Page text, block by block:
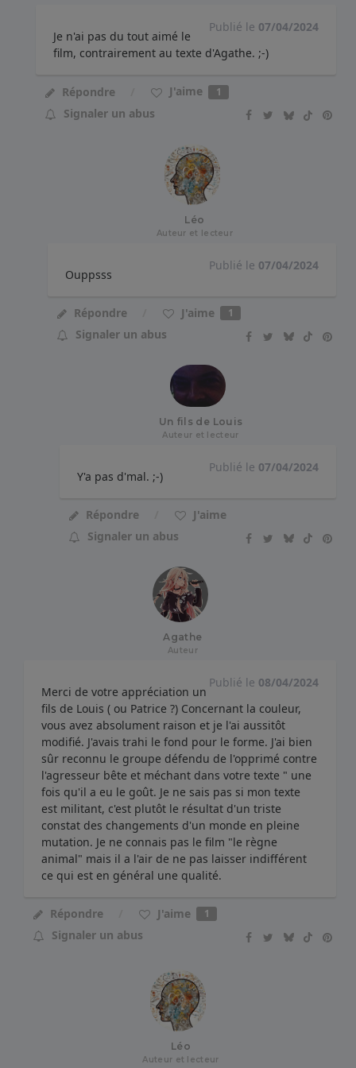
Publié le 07/04/2024
Je n'ai pas du tout aimé le
film, contrairement au texte d'Agathe. ;-)
Répondre J'aime 1
Signaler un abus
Léo
Auteur et lecteur
Publié le 07/04/2024
Ouppsss
Répondre J'aime 1
Signaler un abus
Un fils de Louis
Auteur et lecteur
Publié le 07/04/2024
Y'a pas d'mal. ;-)
Répondre
J'aime
Signaler un abus
Agathe
Auteur
Publié le 08/04/2024
Merci de votre appréciation un
fils de Louis ( ou Patrice ?) Concernant la couleur,
vous avez absolument raison et je l'ai aussitôt
modifié. J'avais trahi le fond pour le forme. J'ai bien
sûr reconnu le groupe défendu de l'opprimé contre
l'agresseur bête et méchant dans votre texte " une
fois qu'il a eu le goût. Je ne sais pas si mon texte
est militant, c'est plutôt le résultat d'un triste
constat des changements d'un monde en pleine
mutation. Je ne connais pas le film "le règne
animal" mais il a l'air de ne pas laisser indifférent
ce qui est en général une qualité.
Répondre J'aime 1
Signaler un abus
Léo
Auteur et lecteur